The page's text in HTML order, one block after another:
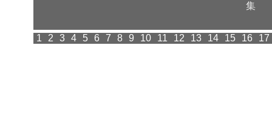
集
1 2 3 4 5 6 7 8 9 10 11 12 13 14 15 16 17